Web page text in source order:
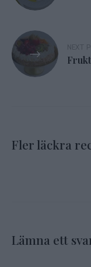
Fler läckra
Lämna ett